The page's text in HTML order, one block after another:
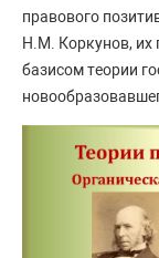
правового
Н.М. Коркунов, их
базисом теории